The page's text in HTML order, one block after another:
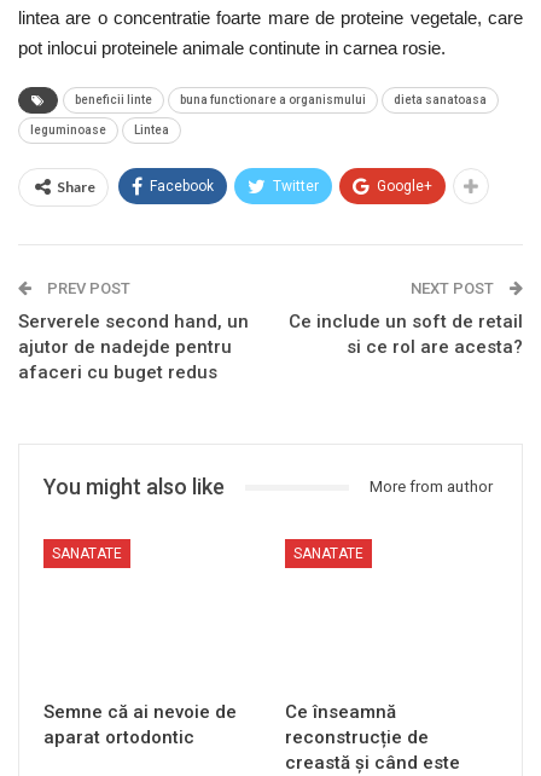
lintea are o concentratie foarte mare de proteine vegetale, care
pot inlocui proteinele animale continute in carnea rosie.
beneficii linte buna functionare a organismului dieta sanatoasa
leguminoase Lintea
Share Facebook Twitter Google+
PREV POST
Serverele second hand, un
ajutor de nadejde pentru
afaceri cu buget redus
NEXT POST
Ce include un soft de retail
si ce rol are acesta?
You might also like More from author
SANATATE
Semne că ai nevoie de
aparat ortodontic
SANATATE
Ce înseamnă
reconstrucție de
creastă și când este